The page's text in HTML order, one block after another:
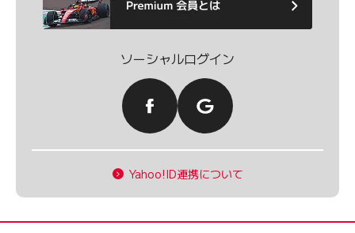
ソーシャルログイン
Yahoo!ID連携について